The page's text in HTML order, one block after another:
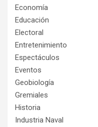
Economía
Educación
Electoral
Entretenimiento
Espectáculos
Eventos
Geobiología
Gremiales
Historia
Industria Naval